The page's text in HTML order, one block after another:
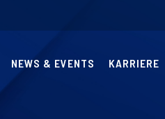
NEWS & EVENTS KARRIERE